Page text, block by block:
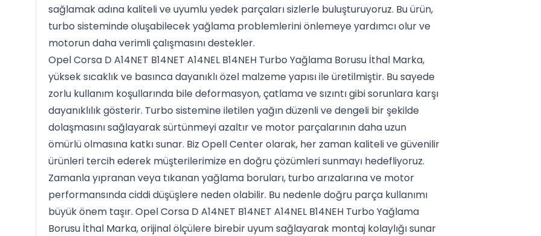
sağlamak adına kaliteli ve uyumlu yedek parçaları sizlerle buluşturuyoruz. Bu ürün,
turbo sisteminde oluşabilecek yağlama problemlerini önlemeye yardımcı olur ve
motorun daha verimli çalışmasını destekler.
Opel Corsa D A14NET B14NET A14NEL B14NEH Turbo Yağlama Borusu İthal Marka,
yüksek sıcaklık ve basınca dayanıklı özel malzeme yapısı ile üretilmiştir. Bu sayede
zorlu kullanım koşullarında bile deformasyon, çatlama ve sızıntı gibi sorunlara karşı
dayanıklılık gösterir. Turbo sistemine iletilen yağın düzenli ve dengeli bir şekilde
dolaşmasını sağlayarak sürtünmeyi azaltır ve motor parçalarının daha uzun
ömürlü olmasına katkı sunar. Biz Opell Center olarak, her zaman kaliteli ve güvenilir
ürünleri tercih ederek müşterilerimize en doğru çözümleri sunmayı hedefliyoruz.
Zamanla yıpranan veya tıkanan yağlama boruları, turbo arızalarına ve motor
performansında ciddi düşüşlere neden olabilir. Bu nedenle doğru parça kullanımı
büyük önem taşır. Opel Corsa D A14NET B14NET A14NEL B14NEH Turbo Yağlama
Borusu İthal Marka, orijinal ölçülere birebir uyum sağlayarak montaj kolaylığı sunar